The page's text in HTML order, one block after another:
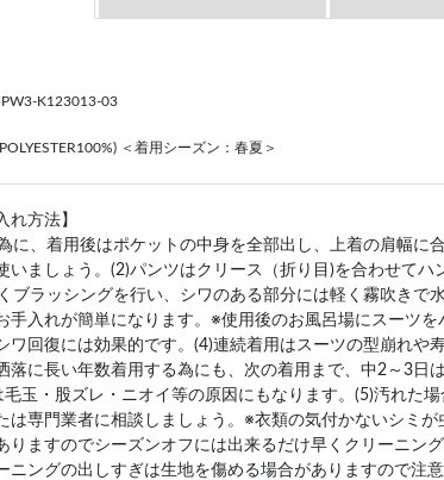
K123013-03
＜着用シーズン：春夏＞
れ方法】
に、着用後はポケットの中身を全部出し、上着の肩幅に
いましょう。(2)パンツはクリース（折り目)を合わせてハ
ブラッシングを行い、シワのある部分には軽く霧吹きで
手入れが簡単になります。※使用後のお風呂場にスーツを
ワ回復には効果的です。(4)連続着用はスーツの型崩れや
落に長い年数着用する為にも、次の着用まで、中2～3日
玉・股ズレ・ニオイ等の原因にもなります。(5)汚れた場
は専門業者に相談しましょう。※衣類の気付かないシミが
りますのでシーズンオフには出来るだけ早くクリーニン
ニングの出しすぎは生地を傷める場合がありますので注意